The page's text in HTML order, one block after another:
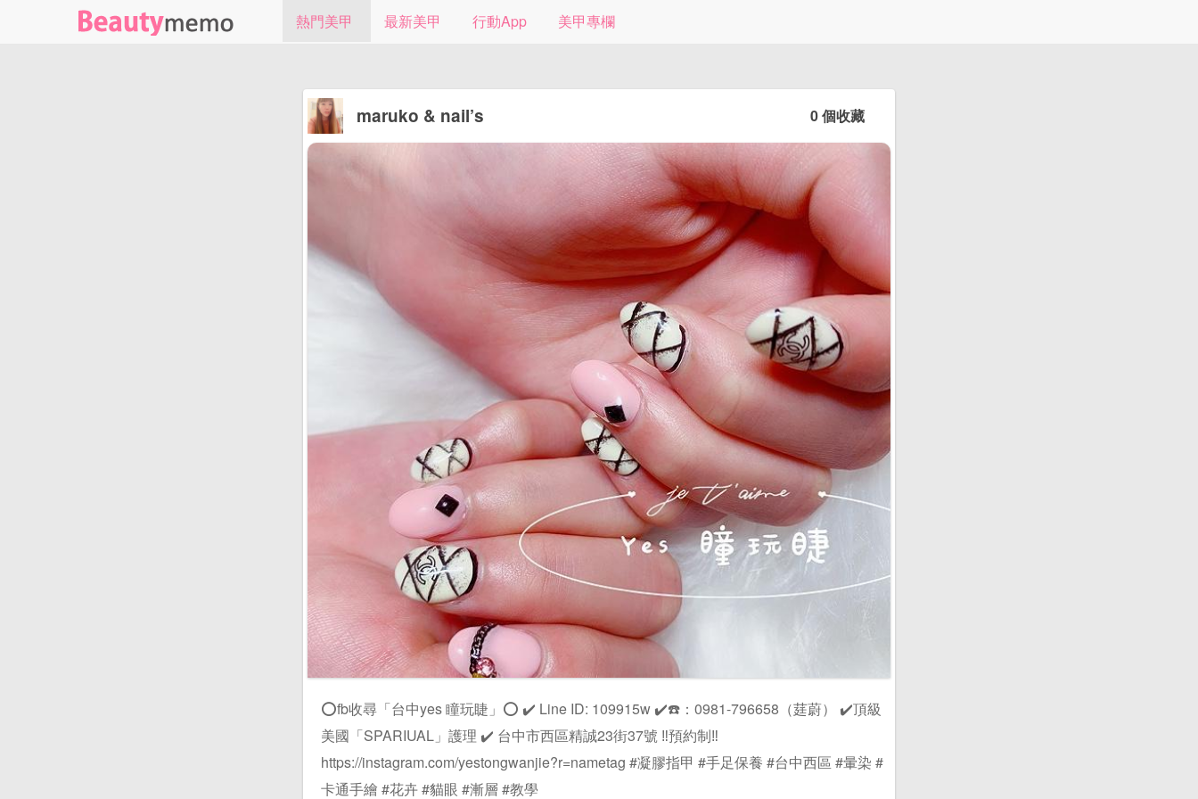
熱門美甲 最新美甲 行動App 美甲專欄
maruko & nail’s 0 個收藏
⭕️fb收尋「台中yes 瞳玩睫」⭕️ ✔️ Line ID: 109915w ✔️☎️：0981-796658（莛蔚） ✔️頂級
美國「SPARIUAL」護理 ✔️ 台中市西區精誠23街37號 ‼️預約制‼️
https://instagram.com/yestongwanjie?r=nametag #凝膠指甲 #手足保養 #台中西區 #暈染 #
卡通手繪 #花卉 #貓眼 #漸層 #教學